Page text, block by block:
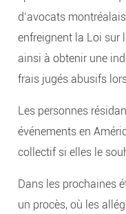
d’avocats
enfreignent la Loi sur
ainsi à obtenir une
frais jugés abusifs
Les personnes
événements en
collectif si elles le
Dans les prochaines
un procès, où les